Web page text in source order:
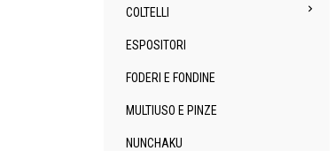
COLTELLI 
ESPOSITORI
FODERI E FONDINE
MULTIUSO E PINZE
NUNCHAKU